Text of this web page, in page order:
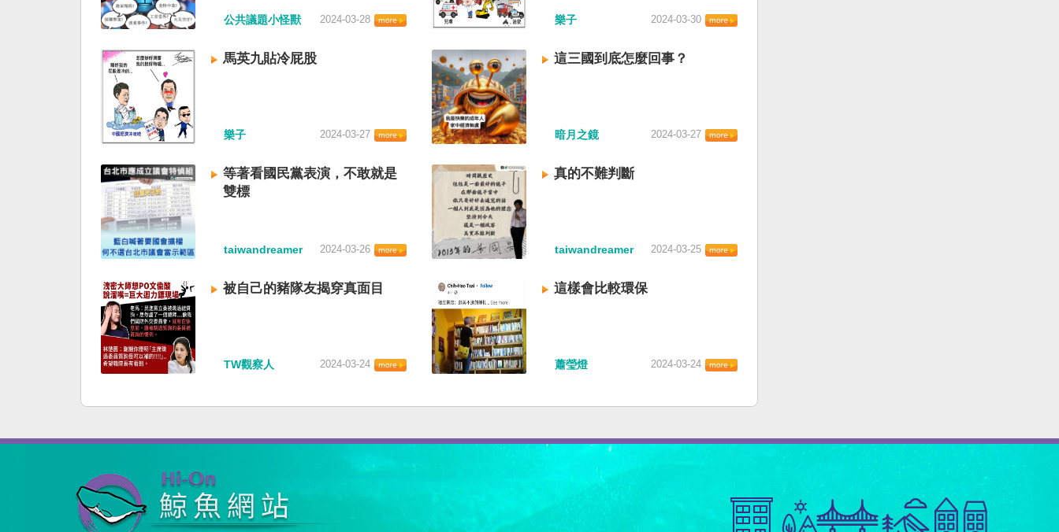
公共議題小怪獸 2024-03-28 樂子 2024-03-30
馬英九貼冷屁股
樂子 2024-03-27
這三國到底怎麼回事？
暗月之鏡 2024-03-27
等著看國民黨表演，不敢就是
雙標
taiwandreamer 2024-03-26
真的不難判斷
taiwandreamer 2024-03-25
被自己的豬隊友揭穿真面目
TW觀察人 2024-03-24
這樣會比較環保
蕭瑩燈 2024-03-24